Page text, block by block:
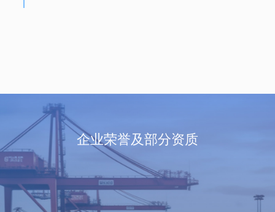
企业荣誉及部分资质